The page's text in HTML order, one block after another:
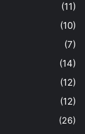
(11)
(10)
(7)
(14)
(12)
(12)
(26)